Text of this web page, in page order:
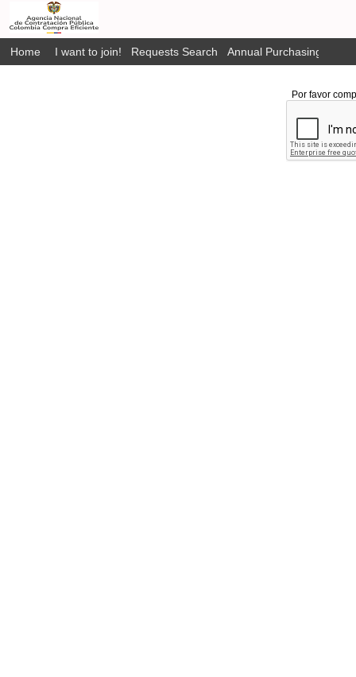
Home I want to join! Requests Search Annual Purchasing Plan
Por favor